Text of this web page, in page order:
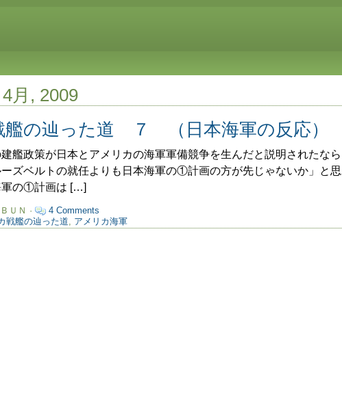
月, 2009
艦の辿った道 ７ （日本海軍の反応）
艦政策が日本とアメリカの海軍軍備競争を生んだと説明されたな
ズベルトの就任よりも日本海軍の①計画の方が先じゃないか」と
軍の①計画は […]
ＢＵＮ ·
4 Comments
戦艦の辿った道, アメリカ海軍